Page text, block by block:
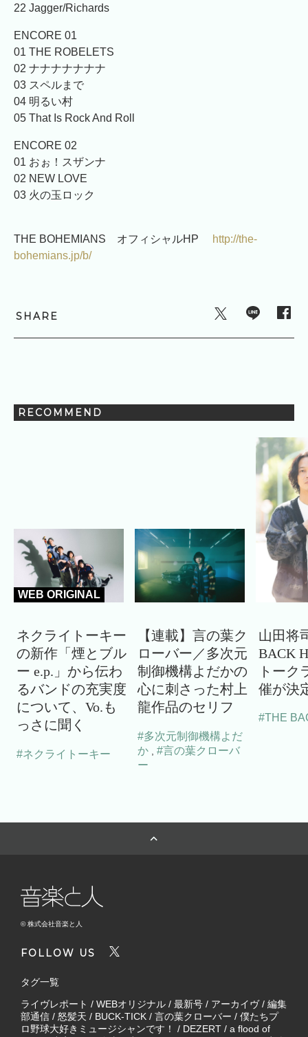
22 Jagger/Richards
ENCORE 01
01 THE ROBELETS
02 ナナナナナナナ
03 スペルまで
04 明るい村
05 That Is Rock And Roll
ENCORE 02
01 おぉ！スザンナ
02 NEW LOVE
03 火の玉ロック
THE BOHEMIANS オフィシャルHP
http://the-
bohemians.jp/b/
SHARE
RECOMMEND
WEB ORIGINAL
ネクライトーキー
の新作「煙とブル
ー e.p.」から伝わ
るバンドの充実度
について、Vo.も
っさに聞く
#ネクライトーキー
【連載】言の葉ク
ローバー／多次元
制御機構よだかの
心に刺さった村上
龍作品のセリフ
#多次元制御機構よだ
か
#言の葉クローバ
ー
山田将
BACK
トーク
催が決
#THE
© 株式会社音楽と人
FOLLOW US
タグ一覧
ライヴレポート / WEBオリジナル / 最新号 / アーカイヴ/ 編集
部通信 / 怒髪天 / BUCK-TICK / 言の葉クローバー / 僕たちプ
ロ野球大好きミュージシャンです！
/ DEZERT / a flood of